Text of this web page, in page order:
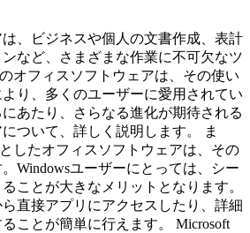
、ビジネスや個人の文書作成、表計
など、さまざまな作業に不可欠なツ
オフィスソフトウェアは、その使い
り、多くのユーザーに愛用されてい
あたり、さらなる進化が期待される
ついて、詳しく説明します。 ま
したオフィスソフトウェアは、その
Windowsユーザーにとっては、シー
ことが大きなメリットとなります。
直接アプリにアクセスしたり、詳細
ことが簡単に行えます。 Microsoft